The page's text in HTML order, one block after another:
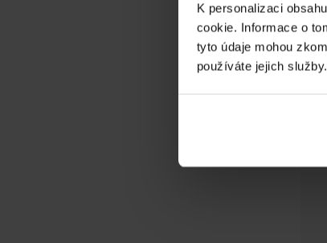
K personalizaci
cookie. Informace o
tyto údaje mohou
používáte jejich služby.